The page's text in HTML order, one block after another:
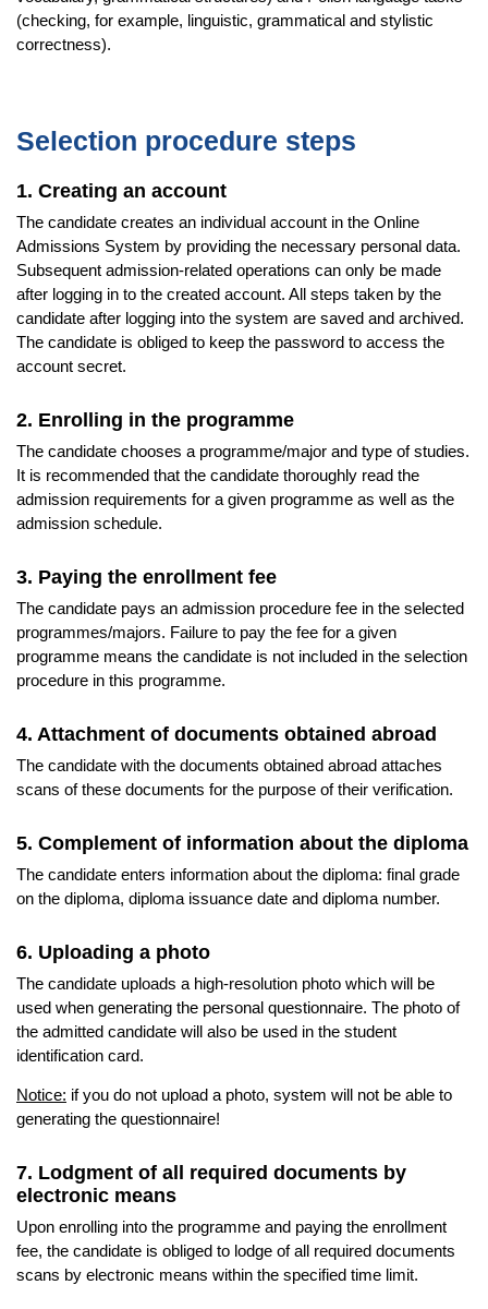
(checking, for example, linguistic, grammatical and stylistic
correctness).
Selection procedure steps
1. Creating an account
The candidate creates an individual account in the Online
Admissions System by providing the necessary personal data.
Subsequent admission-related operations can only be made
after logging in to the created account. All steps taken by the
candidate after logging into the system are saved and archived.
The candidate is obliged to keep the password to access the
account secret.
2. Enrolling in the programme
The candidate chooses a programme/major and type of studies.
It is recommended that the candidate thoroughly read the
admission requirements for a given programme as well as the
admission schedule.
3. Paying the enrollment fee
The candidate pays an admission procedure fee in the selected
programmes/majors. Failure to pay the fee for a given
programme means the candidate is not included in the selection
procedure in this programme.
4. Attachment of documents obtained abroad
The candidate with the documents obtained abroad attaches
scans of these documents for the purpose of their verification.
5. Complement of information about the diploma
The candidate enters information about the diploma: final grade
on the diploma, diploma issuance date and diploma number.
6. Uploading a photo
The candidate uploads a high-resolution photo which will be
used when generating the personal questionnaire. The photo of
the admitted candidate will also be used in the student
identification card.
Notice: if you do not upload a photo, system will not be able to
generating the questionnaire!
7. Lodgment of all required documents by
electronic means
Upon enrolling into the programme and paying the enrollment
fee, the candidate is obliged to lodge of all required documents
scans by electronic means within the specified time limit.